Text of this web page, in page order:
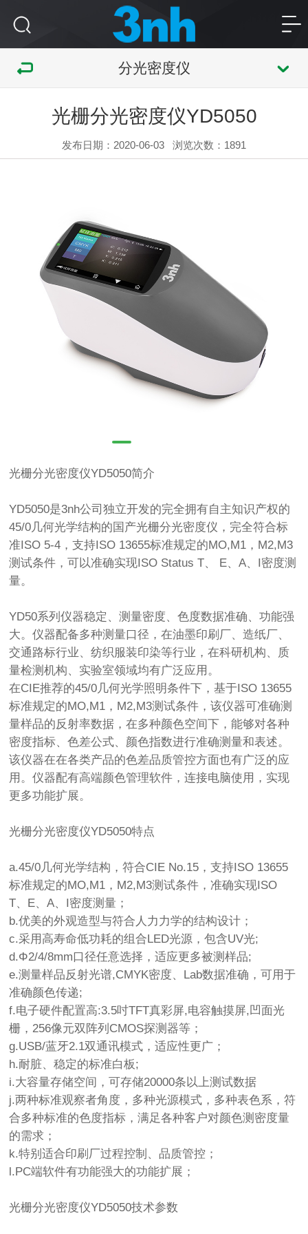
分光密度仪
光栅分光密度仪YD5050
发布日期：2020-06-03 浏览次数： 1891
光栅分光密度仪YD5050简介
YD5050是3nh公司独立开发的完全拥有自主知识产权的
45/0几何光学结构的国产光栅分光密度仪，完全符合标
准ISO 5-4，支持ISO 13655标准规定的MO,M1，M2,M3
测试条件，可以准确实现ISO Status T、 E、A、I密度测
量。
YD50系列仪器稳定、测量密度、色度数据准确、功能强
大。仪器配备多种测量口径，在油墨印刷厂、造纸厂、
交通路标行业、纺织服装印染等行业，在科研机构、质
量检测机构、实验室领域均有广泛应用。
在CIE推荐的45/0几何光学照明条件下，基于ISO 13655
标准规定的MO,M1，M2,M3测试条件，该仪器可准确测
量样品的反射率数据，在多种颜色空间下，能够对各种
密度指标、色差公式、颜色指数进行准确测量和表述。
该仪器在在各类产品的色差品质管控方面也有广泛的应
用。仪器配有高端颜色管理软件，连接电脑使用，实现
更多功能扩展。
光栅分光密度仪YD5050特点
a.45/0几何光学结构，符合CIE No.15，支持ISO 13655
标准规定的MO,M1，M2,M3测试条件，准确实现ISO
T、E、A、I密度测量；
b.优美的外观造型与符合人力力学的结构设计；
c.采用高寿命低功耗的组合LED光源，包含UV光;
d.Φ2/4/8mm口径任意选择，适应更多被测样品;
e.测量样品反射光谱,CMYK密度、Lab数据准确，可用于
准确颜色传递;
f.电子硬件配置高:3.5吋TFT真彩屏,电容触摸屏,凹面光
栅，256像元双阵列CMOS探测器等；
g.USB/蓝牙2.1双通讯模式，适应性更广；
h.耐脏、稳定的标准白板;
i.大容量存储空间，可存储20000条以上测试数据
j.两种标准观察者角度，多种光源模式，多种表色系，符
合多种标准的色度指标，满足各种客户对颜色测密度量
的需求；
k.特别适合印刷厂过程控制、品质管控；
l.PC端软件有功能强大的功能扩展；
光栅分光密度仪YD5050技术参数